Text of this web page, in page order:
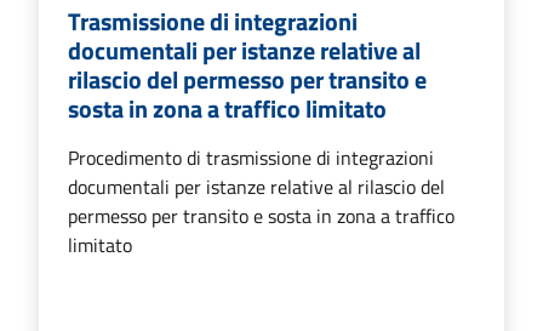
Trasmissione di integrazioni
documentali per istanze relative al
rilascio del permesso per transito e
sosta in zona a traffico limitato
Procedimento di trasmissione di integrazioni
documentali per istanze relative al rilascio del
permesso per transito e sosta in zona a traffico
limitato